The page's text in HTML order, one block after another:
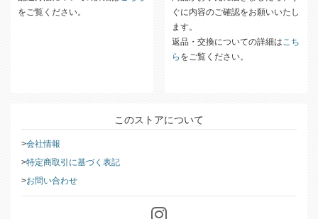
をご覧ください。
ぐに内容のご確認をお願いいたし
ます。
返品・交換についての詳細は こち
ら をご覧ください。
このストアについて
会社情報
特定商取引に基づく表記
お問い合わせ